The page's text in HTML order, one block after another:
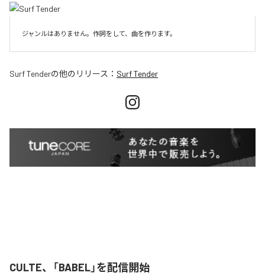
ジャンルはありません。作詞をして、曲を作ります。
Surf Tenderの他のリリース： Surf Tender
CULTE、「BABEL」を配信開始